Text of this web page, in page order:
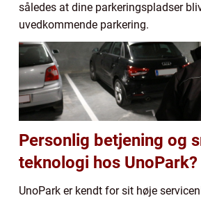
således at dine parkeringspladser
uvedkommende parkering.
Personlig betjening og
teknologi hos UnoPark?
UnoPark er kendt for sit høje